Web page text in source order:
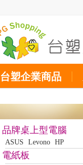
台塑企業商品
品牌桌上型電腦
ASUS Levono HP
電紙板